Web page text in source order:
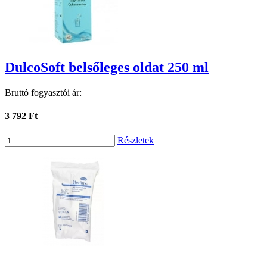
DulcoSoft belsőleges oldat 250 ml
Bruttó fogyasztói ár:
3 792 Ft
Részletek